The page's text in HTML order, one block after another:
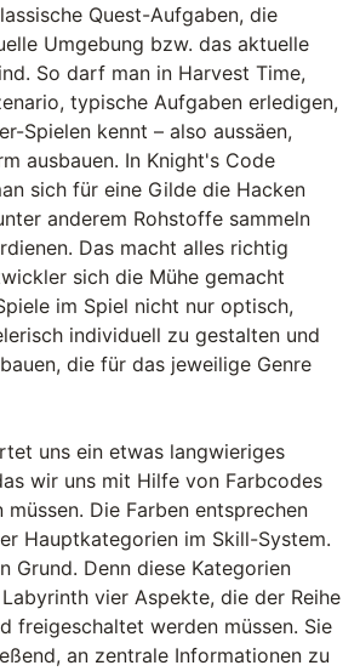
Quest-Aufgaben, die
Umgebung bzw. das aktuelle
So darf man in Harvest Time,
typische Aufgaben erledigen,
Spielen kennt – also aussäen,
ausbauen. In Knight's Code
sich für eine Gilde die Hacken
anderem Rohstoffe sammeln
Das macht alles richtig
sich die Mühe gemacht
im Spiel nicht nur optisch,
individuell zu gestalten und
die für das jeweilige Genre
uns ein etwas langwieriges
wir uns mit Hilfe von Farbcodes
müssen. Die Farben entsprechen
Hauptkategorien im Skill-System.
Grund. Denn diese Kategorien
vier Aspekte, die der Reihe
freigeschaltet werden müssen. Sie
an zentrale Informationen zu